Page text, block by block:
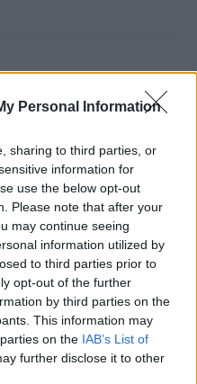
Personal Information
sharing to third parties, or
information for
use the below opt-out
Please note that after your
may continue seeing
information utilized by
to third parties prior to
opt-out of the further
by third parties on the
This information may
on the IAB’s List of
further disclose it to other
σε προστατεύσω»: Η
για τη μητέρα της
ασφάλειας –
σε 150 χλμ. οδικού δικτύου
έλαβαν κτηνιατρική